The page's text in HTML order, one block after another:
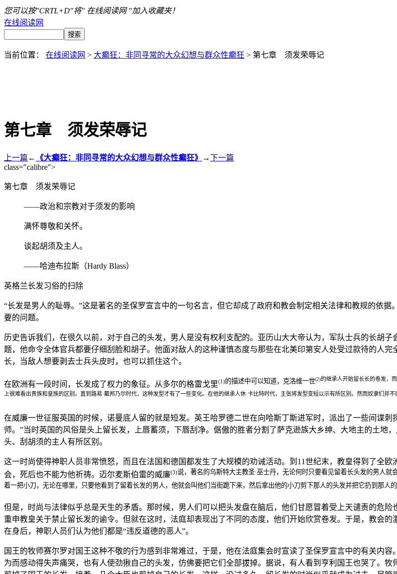
您可以按"CRTL+D"将" 在线阅读网 "加入收藏夹！
在线阅读网
当前位置： 在线阅读网 > 大癫狂：非同寻常的大众幻想与群众性癫狂 > 第七章 须发荣辱记
第七章 须发荣辱记
上一篇 ← 《大癫狂：非同寻常的大众幻想与群众性癫狂》 →下一篇
class="calibre">
第七章 须发荣辱记
——政治和宗教对于须发的影响
满怀尊敬和关怀。
谈起胡须及主人。
——哈迪布拉斯（Hardy Blass）
英格兰长发习俗的扫除
“长发是男人的耻辱。”这是著名的圣保罗宣言中的一句名言，但它却成了政府和教会制定相关法律和教规的依
要的问题。
历史告诉我们，在很久以前，对于自己的头发，男人是没有权利支配的。亚历山大大帝认为，军队士兵的长胡
题，他命令全体官兵都要仔细刮脸和胡子。他面对敌人的这种谨慎态度与那些在北美印第安人处受过款待的人
长，当敌人想要剥去士兵头皮时，也可以抓住这个。
在欧洲有一段时间，长发成了权力的象征。从多尔的格雷戈里(1)的描述中可以知道，克洛维一世(2)的继承人开始留长长的卷发，
上很难看出贵族和皇族的区别。直到路易·戴邦乃尔时代，这种发型才有了一些变化。在他的继承人休·卡比特时代，主张将发型变短以示有所区别。然而奴隶们并不
在威廉一世征服英国的时候，诺曼底人留的就是短发。英王哈罗德二世在向哈斯丁斯进军时，派出了一些间谍
师。”当时英国的风俗是头上留长发，上唇蓄须，下唇刮净。倨傲的胜者分割了萨克逊族大乡绅、大地主的土地
头、刮胡须的主人有所区别。
这一时尚使得神职人员非常愤怒，而且在法国和德国都发生了大规模的劝诫活动。到11世纪末，教皇得到了全
会，死后也不能为他祈祷。迈尔麦斯伯雷的威廉(3)说，著名的乌斯特大主教圣·巫士丹，无论何时只要看见留着长头发的男人
着一把小刀，无论在哪里，只要他看到了留着长发的男人，他就会叫他们当街跪下来，然后拿出他的小刀剪下那人的头发并把它扔到那人
但是，时尚与法律似乎总是天生的矛盾。那时候，男人们可以把头发盘在脑后，他们甘愿冒着受上天谴责的危
重申教皇关于禁止留长发的谕令。但就在这时，法庭却表现出了不同的态度，他们开始欣赏卷发。于是，教会
在身后，神职人员们认为他们都是“违反道德的恶人”。
国王的牧师赛尔罗对国王这种不敬的行为感到非常难过，于是，他在法庭集会时宣读了圣保罗宣言中的有关内
为而感动得失声痛哭，也有人使劲揪自己的头发，仿佛要把它们全部拔掉。据说，有人看到亨利国王也哭了。